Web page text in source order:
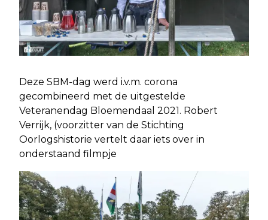
Deze SBM-dag werd i.v.m. corona
gecombineerd met de uitgestelde
Veteranendag Bloemendaal 2021. Robert
Verrijk, (voorzitter van de Stichting
Oorlogshistorie vertelt daar iets over in
onderstaand filmpje